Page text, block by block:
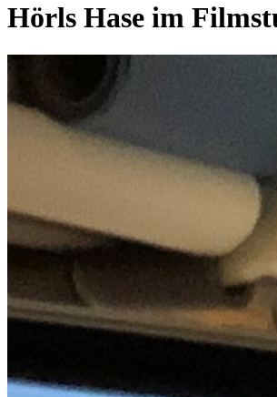
Hörls Hase im